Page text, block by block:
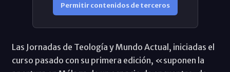
Permitir contenidos de terceros
Las Jornadas de Teología y Mundo Actual, iniciadas el
curso pasado con su primera edición, «suponen la